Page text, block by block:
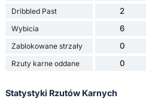
Dribbled Past 2
Wybicia 6
Zablokowane strzały 0
Rzuty karne oddane 0
Statystyki Rzutów Karnych